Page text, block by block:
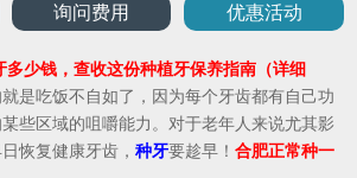
询问费用 优惠活动
多少钱，查收这份种植牙保养指南（详细
是吃饭不自如了，因为每个牙齿都有自己功
些区域的咀嚼能力。对于老年人来说尤其影
恢复健康牙齿， 种牙要趁早！ 合肥正常种一